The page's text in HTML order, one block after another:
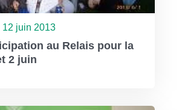
juin 2013
au Relais pour la
2 juin